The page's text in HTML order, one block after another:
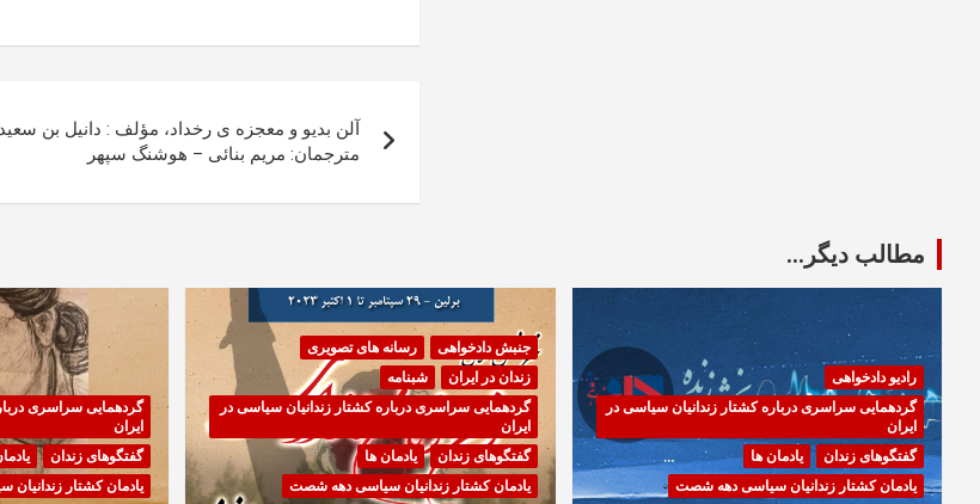
نوشته
آلن بديو و معجزه ی رخداد، مؤلف : دانيل بن
مترجمان: مريم بنائی – ھوشنگ سپھر
مطالب دیگر...
رادیو دادخواهی
گردهمایی سراسری درباره کشتار زندانیان سیاسی در
ایران
گفتگوهای زندان
یادمان ها
یادمان کشتار زندانیان سیاسی دهه شصت
جنبش دادخواهی
رسانه های تصویری
زندان در ایران
شبنامه
گردهمایی سراسری درباره کشتار زندانیان سیاسی در
ایران
گفتگوهای زندان
یادمان ها
یادمان کشتار زندانیان سیاسی دهه شصت
گردهمایی سراسری
ایران
گفتگوهای زندان
یادمان کشتار